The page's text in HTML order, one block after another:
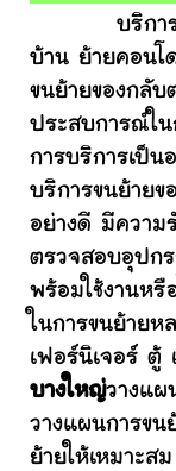
บริกา
บ้าน ย้ายคอนโ
ขนย้ายของกลั
ประสบการณ์ใน
การบริการเป็น
บริการขนย้าย
อย่างดี มีความ
ตรวจสอบอุปก
พร้อมใช้งานห
ในการขนย้าย
เฟอร์นิเจอร์ ตู้
บางใหญ่วางแผ
วางแผนการขน
ย้ายให้เหมาะส